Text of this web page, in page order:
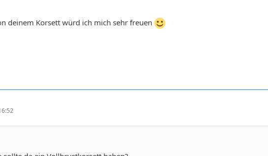
deinem Korsett würd ich mich sehr freuen